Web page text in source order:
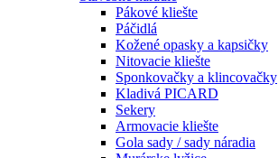
Pákové kliešte
Páčidlá
Kožené opasky a kapsičky
Nitovacie kliešte
Sponkovačky a klincovačky
Kladivá PICARD
Sekery
Armovacie kliešte
Gola sady / sady náradia